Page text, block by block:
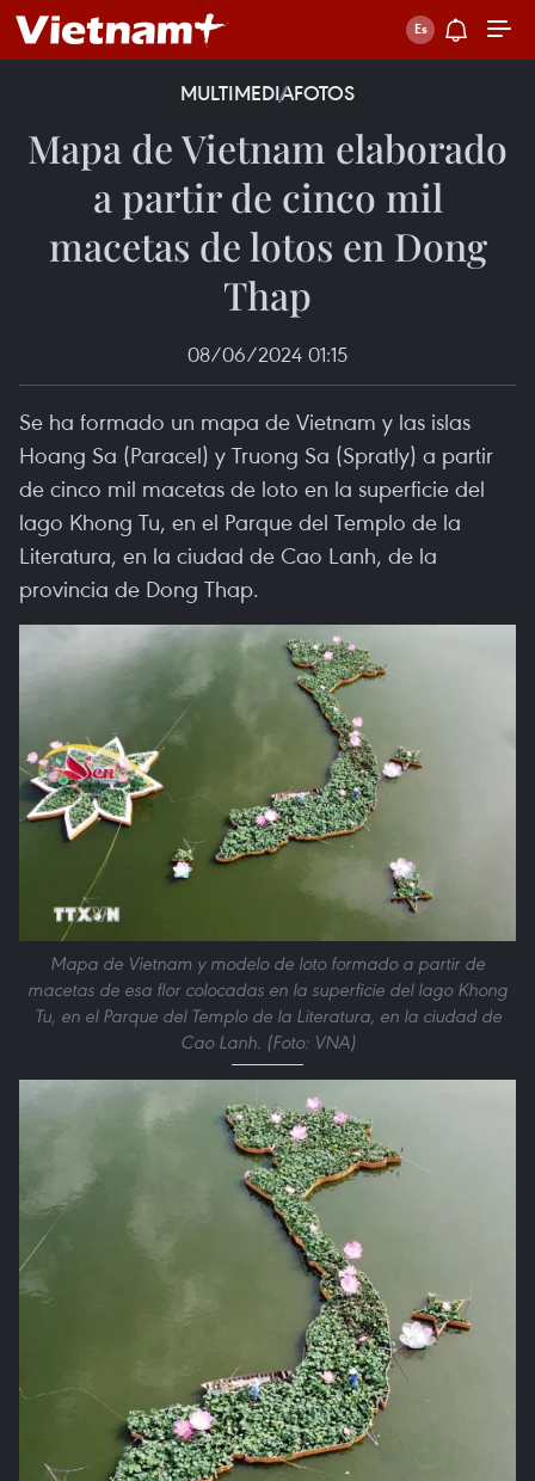
MULTIMEDIAFOTOS
Mapa de Vietnam elaborado
a partir de cinco mil
macetas de lotos en Dong
Thap
08/06/2024 01:15
Se ha formado un mapa de Vietnam y las islas
Hoang Sa (Paracel) y Truong Sa (Spratly) a partir
de cinco mil macetas de loto en la superficie del
lago Khong Tu, en el Parque del Templo de la
Literatura, en la ciudad de Cao Lanh, de la
provincia de Dong Thap.
Mapa de Vietnam y modelo de loto formado a partir de
macetas de esa flor colocadas en la superficie del lago Khong
Tu, en el Parque del Templo de la Literatura, en la ciudad de
Cao Lanh. (Foto: VNA)